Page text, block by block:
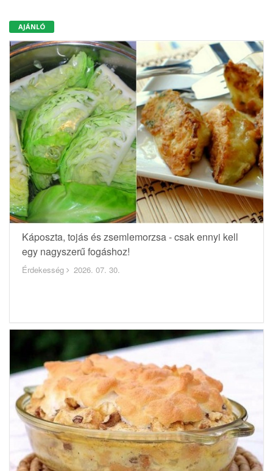
AJÁNLÓ
Káposzta, tojás és zsemlemorzsa - csak ennyi kell
egy nagyszerű fogáshoz!
Érdekesség 2026. 07. 30.